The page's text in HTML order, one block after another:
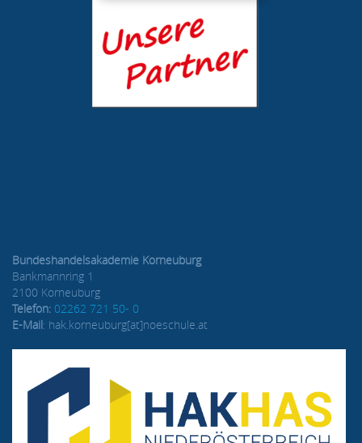
Bundeshandelsakademie Korneuburg
Bankmannring 1
2100 Korneuburg
Telefon: 02262 721 50- 0
E-Mail: hak.korneuburg[at]noeschule.at